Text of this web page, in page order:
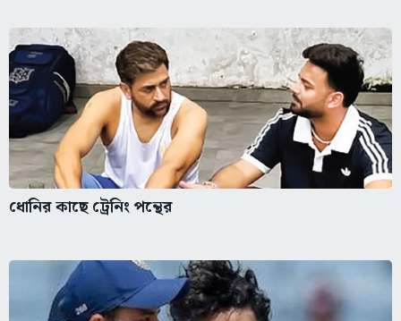
ধোনির কাছে ট্রেনিং পন্থের